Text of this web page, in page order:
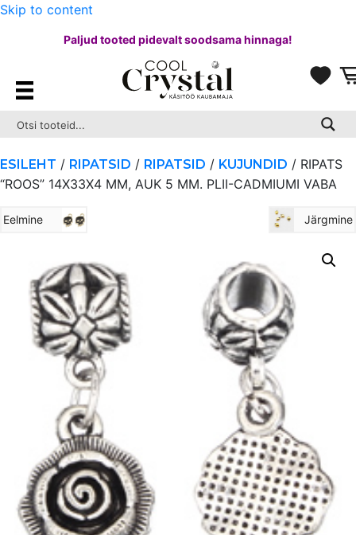
Skip to content
Paljud tooted pidevalt soodsama hinnaga!
ESILEHT / RIPATSID / RIPATSID / KUJUNDID / RIPATS
“ROOS” 14X33X4 MM, AUK 5 MM. PLII-CADMIUMI VABA
Eelmine Järgmine